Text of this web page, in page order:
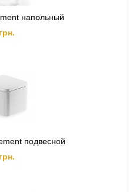
напольный
подвесной